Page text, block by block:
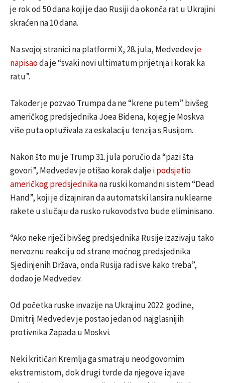
je rok od 50 dana koji je dao Rusiji da okonča rat u Ukrajini
skraćen na 10 dana.
Na svojoj stranici na platformi X, 28. jula, Medvedevje
napisaoda je “svaki novi ultimatum prijetnja i korak ka
ratu”.
Također je pozvao Trumpa da ne “krene putem” bivšeg
američkog predsjednika Joea Bidena, kojeg je Moskva
više puta optuživala za eskalaciju tenzija s Rusijom.
Nakon što mu je Trump 31. jula poručio da “pazi šta
govori”, Medvedev je otišao korak dalje ipodsjetio
američkog predsjednikana ruski komandni sistem “Dead
Hand”, koji je dizajniran da automatski lansira nuklearne
rakete u slučaju da rusko rukovodstvo bude eliminisano.
“Ako neke riječi bivšeg predsjednika Rusije izazivaju tako
nervoznu reakciju od strane moćnog predsjednika
Sjedinjenih Država, onda Rusija radi sve kako treba”,
dodao je Medvedev.
Od početka ruske invazije na Ukrajinu 2022. godine,
Dmitrij Medvedev je postao jedan od najglasnijih
protivnika Zapada u Moskvi.
Neki kritičari Kremlja ga smatraju neodgovornim
ekstremistom, dok drugi tvrde da njegove izjave